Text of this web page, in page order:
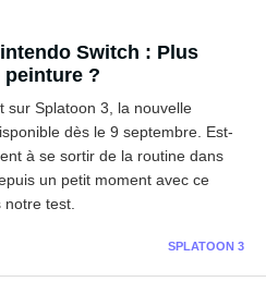
Switch : Plus
?
sur Splatoon 3, la nouvelle
dès le 9 septembre. Est-
à se sortir de la routine dans
un petit moment avec ce
test.
SPLATOON 3